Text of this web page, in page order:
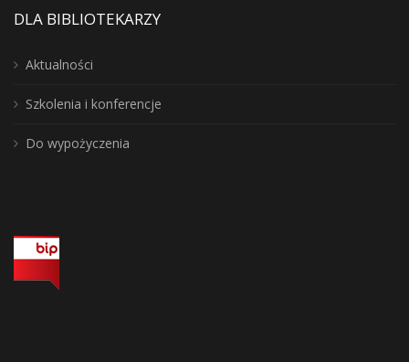
DLA BIBLIOTEKARZY
Aktualności
Szkolenia i konferencje
Do wypożyczenia